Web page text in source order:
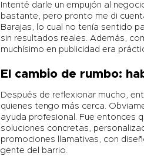
Intenté darle un empujón al
bastante, pero pronto me di
Barajas, lo cual no tenía sentido
sin resultados reales. Además,
muchísimo en publicidad era
El cambio de rumbo:
Después de reflexionar mucho,
quienes tengo más cerca.
ayuda profesional. Fue entonces
soluciones concretas,
promociones llamativas, con
gente del barrio.